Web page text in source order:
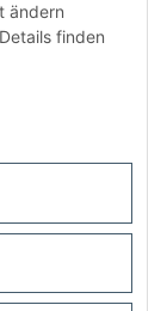
ändern
finden